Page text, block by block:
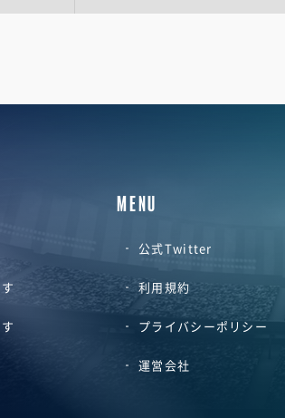
MENU
公式Twitter
利用規約
プライバシーポリシー
運営会社